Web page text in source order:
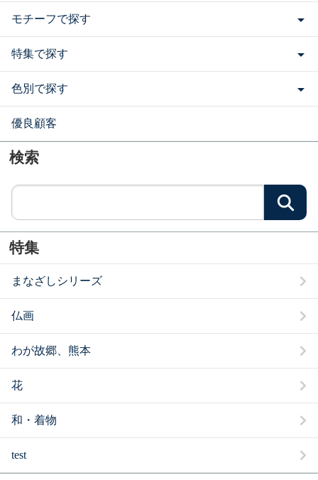
モチーフで探す
特集で探す
色別で探す
優良顧客
検索
特集
まなざしシリーズ
仏画
わが故郷、熊本
花
和・着物
test